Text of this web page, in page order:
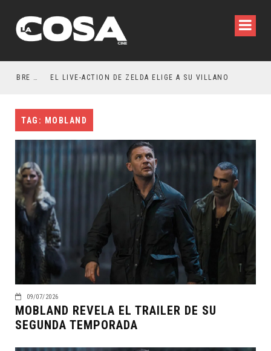
RESEÑA LA INVITACIÓN: OLIVIA WILDE REFLEXIONA SOBRE LA VIDA CONYUGAL EL LIVE-ACTION DE ZELDA ELIGE A SU VILLANO
TAG: MOBLAND
09/07/2026
MOBLAND REVELA EL TRAILER DE SU
SEGUNDA TEMPORADA